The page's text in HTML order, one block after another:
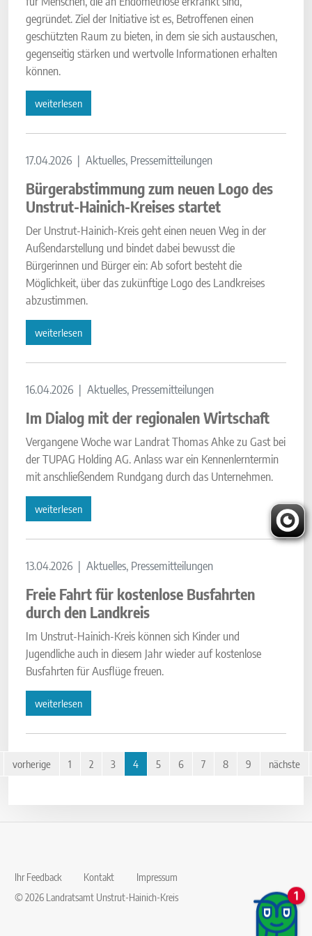
gegründet. Ziel der Initiative ist es, Betroffenen einen
geschützten Raum zu bieten, in dem sie sich austauschen,
gegenseitig stärken und wertvolle Informationen erhalten
können.
weiterlesen
17.04.2026 Aktuelles, Pressemitteilungen
Bürgerabstimmung zum neuen Logo des
Unstrut-Hainich-Kreises startet
Der Unstrut-Hainich-Kreis geht einen neuen Weg in der
Außendarstellung und bindet dabei bewusst die
Bürgerinnen und Bürger ein: Ab sofort besteht die
Möglichkeit, über das zukünftige Logo des Landkreises
abzustimmen.
weiterlesen
16.04.2026 Aktuelles, Pressemitteilungen
Im Dialog mit der regionalen Wirtschaft
Vergangene Woche war Landrat Thomas Ahke zu Gast bei
der TUPAG Holding AG. Anlass war ein Kennenlerntermin
mit anschließendem Rundgang durch das Unternehmen.
weiterlesen
13.04.2026 Aktuelles, Pressemitteilungen
Freie Fahrt für kostenlose Busfahrten
durch den Landkreis
Im Unstrut-Hainich-Kreis können sich Kinder und
Jugendliche auch in diesem Jahr wieder auf kostenlose
Busfahrten für Ausflüge freuen.
weiterlesen
vorherige 1 2 3 4 5 6 7 8 9 nächste
Ihr Feedback Kontakt
Impressum
© 2026 Landratsamt Unstrut-Hainich-Kreis